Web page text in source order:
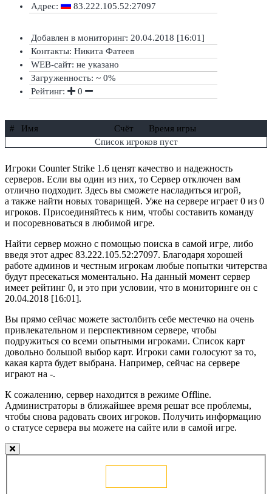
Адрес:
83.222.105.52:27097
Добавлен в мониторинг: 20.04.2018 [16:01]
Контакты: Никита Фатеев
WEB-сайт: не указано
Загруженность: ~ 0%
Рейтинг:
0
# Имя Счёт
Время игры
Список игроков пуст
Игроки Counter Strike 1.6 ценят качество и надежность
серверов. Если вы один из них, то Сервер отключен вам
отлично подходит. Здесь вы сможете насладиться игрой,
а также найти новых товарищей. Уже на сервере играет 0 из 0
игроков. Присоединяйтесь к ним, чтобы составить команду
и посоревноваться в любимой игре.
Найти сервер можно с помощью поиска в самой игре, либо
введя этот адрес 83.222.105.52:27097. Благодаря хорошей
работе админов и честным игрокам любые попытки читерства
будут пресекаться моментально. На данный момент сервер
имеет рейтинг 0, и это при условии, что в мониторинге он с
20.04.2018 [16:01].
Вы прямо сейчас можете застолбить себе местечко на очень
привлекательном и перспективном сервере, чтобы
подружиться со всеми опытными игроками. Список карт
довольно большой выбор карт. Игроки сами голосуют за то,
какая карта будет выбрана. Например, сейчас на сервере
играют на -.
К сожалению, сервер находится в режиме Offline.
Администраторы в ближайшее время решат все проблемы,
чтобы снова радовать своих игроков. Получить информацию
о статусе сервера вы можете на сайте или в самой игре.